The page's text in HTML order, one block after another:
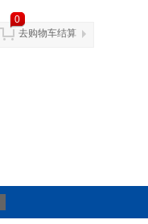
0
去购物车结算